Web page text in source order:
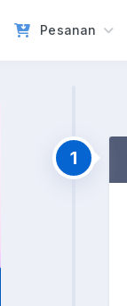
Pesanan
1